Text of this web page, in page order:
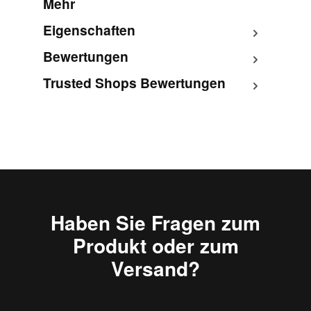
Eigenschaften
Bewertungen
Trusted Shops Bewertungen
Haben Sie Fragen zum
Produkt oder zum
Versand?